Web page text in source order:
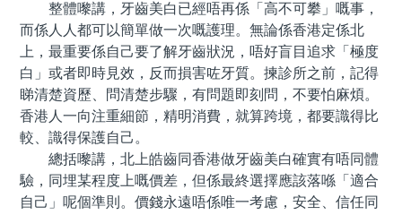
整體嚟講，牙齒美白已經唔再係「高不可攀」嘅事，
而係人人都可以簡單做一次嘅護理。無論係香港定係北
上，最重要係自己要了解牙齒狀況，唔好盲目追求「極度
白」或者即時見效，反而損害咗牙質。揀診所之前，記得
睇清楚資歷、問清楚步驟，有問題即刻問，不要怕麻煩。
香港人一向注重細節，精明消費，就算跨境，都要識得比
較、識得保護自己。
總括嚟講，北上皓齒同香港做牙齒美白確實有唔同體
驗，同埋某程度上嘅價差，但係最終選擇應該落喺「適合
自己」呢個準則。價錢永遠唔係唯一考慮，安全、信任同